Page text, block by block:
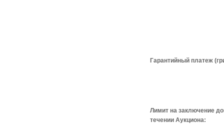
Гарантийный платеж
Лимит на заключение
течении Аукциона: